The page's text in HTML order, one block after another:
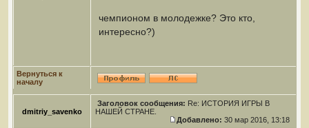
чемпионом в молодежке? Это кто,
интересно?)
Вернуться к
началу
dmitriy_savenko
Заголовок сообщения: Re: ИСТОРИЯ ИГРЫ В
НАШЕЙ СТРАНЕ.
Добавлено: 30 мар 2016, 13:18